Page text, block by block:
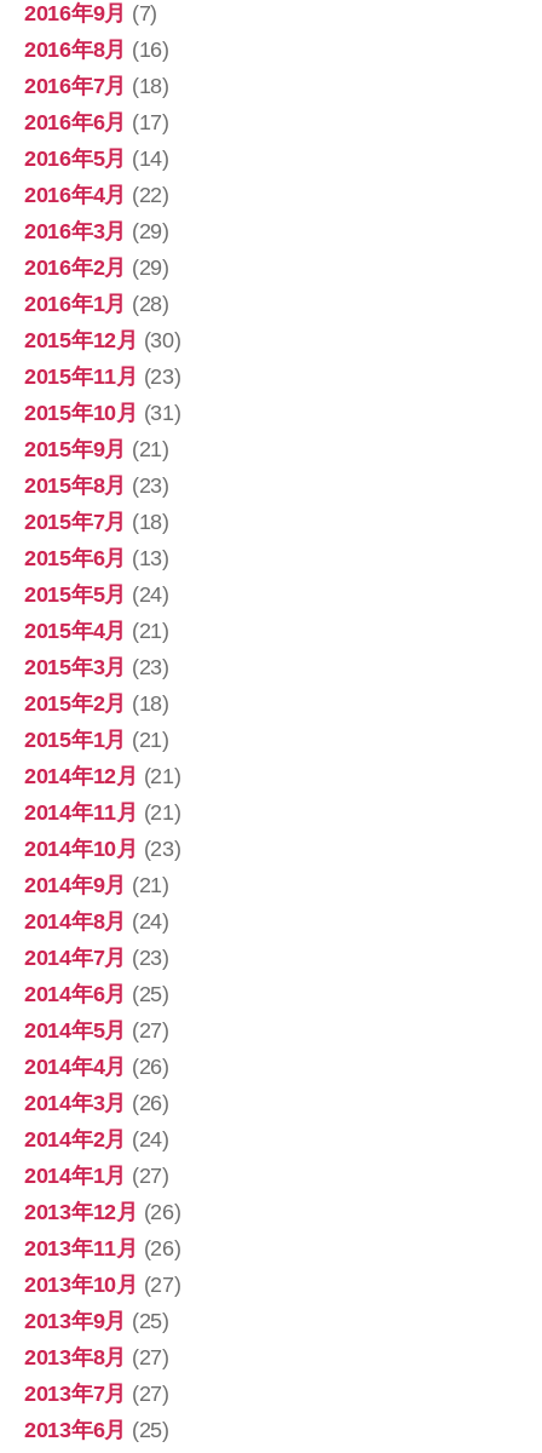
2016年9月 (7)
2016年8月 (16)
2016年7月 (18)
2016年6月 (17)
2016年5月 (14)
2016年4月 (22)
2016年3月 (29)
2016年2月 (29)
2016年1月 (28)
2015年12月 (30)
2015年11月 (23)
2015年10月 (31)
2015年9月 (21)
2015年8月 (23)
2015年7月 (18)
2015年6月 (13)
2015年5月 (24)
2015年4月 (21)
2015年3月 (23)
2015年2月 (18)
2015年1月 (21)
2014年12月 (21)
2014年11月 (21)
2014年10月 (23)
2014年9月 (21)
2014年8月 (24)
2014年7月 (23)
2014年6月 (25)
2014年5月 (27)
2014年4月 (26)
2014年3月 (26)
2014年2月 (24)
2014年1月 (27)
2013年12月 (26)
2013年11月 (26)
2013年10月 (27)
2013年9月 (25)
2013年8月 (27)
2013年7月 (27)
2013年6月 (25)